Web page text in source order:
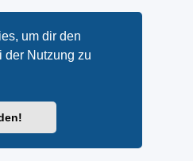
um dir den
der Nutzung zu